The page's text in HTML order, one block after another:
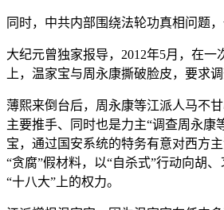
同时，中共内部围绕法轮功真相问题
大纪元曾独家报导，2012年5月，在一
上，温家宝与周永康撕破脸皮，要求调
薄熙来倒台后，周永康等江派人马不
主要推手、同时也是力主“调查周永康
宝，通过国安系统的特务有意对西方
“贪腐”假材料，以“自杀式”行动向胡
“十八大”上的权力。